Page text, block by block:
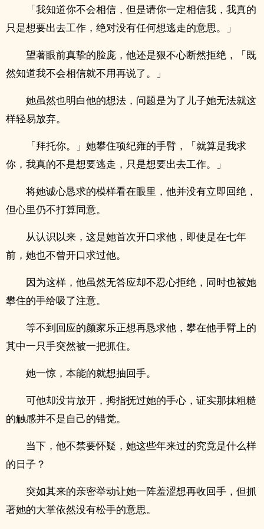
「我知道你不会相信，但是请你一定相信我，我真的
只是想要出去工作，绝对没有任何想逃走的意思。」
望著眼前真挚的脸庞，他还是狠不心断然拒绝，「既
然知道我不会相信就不用再说了。」
她虽然也明白他的想法，问题是为了儿子她无法就这
样轻易放弃。
「拜托你。」她攀住项纪雍的手臂，「就算是我求
你，我真的不是想要逃走，只是想要出去工作。」
将她诚心恳求的模样看在眼里，他并没有立即回绝，
但心里仍不打算同意。
从认识以来，这是她首次开口求他，即使是在七年
前，她也不曾开口求过他。
因为这样，他虽然无答应却不忍心拒绝，同时也被她
攀住的手给吸了注意。
等不到回应的颜家乐正想再恳求他，攀在他手臂上的
其中一只手突然被一把抓住。
她一惊，本能的就想抽回手。
可他却没肯放开，拇指抚过她的手心，证实那抹粗糙
的触感并不是自己的错觉。
当下，他不禁要怀疑，她这些年来过的究竟是什么样
的日子？
突如其来的亲密举动让她一阵羞涩想再收回手，但抓
著她的大掌依然没有松手的意思。